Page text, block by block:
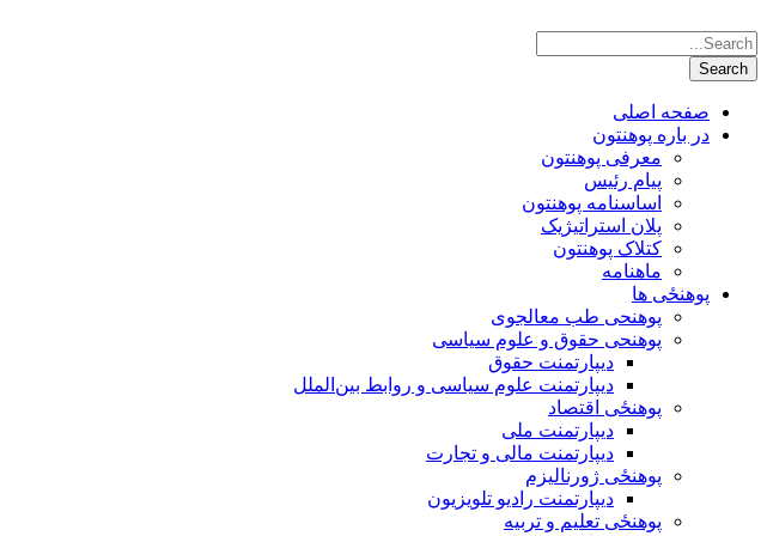
صفحه اصلی
در باره پوهنتون
معرفی پوهنتون
پیام رئیس
اساسنامه پوهنتون
پلان استراتیژیک
کتلاک پوهنتون
ماهنامه
پوهنځی ها
پوهنحی طب معالجوی
پوهنحی حقوق و علوم سیاسی
دیپارتمنت حقوق
دیپارتمنت علوم سیاسی و روابط بین‌الملل
پوهنځی اقتصاد
دیپارتمنت ملی
دیپارتمنت مالی و تجارت
پوهنځی ژورنالیزم
دیپارتمنت رادیو تلویزیون
پوهنځی تعلیم و تربیه